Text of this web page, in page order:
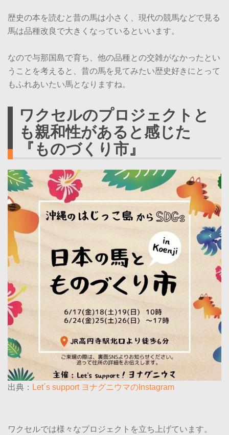
歴史の本を読むと昔の馬は小さく、現代の競馬などで見る
馬は品種改良で大きくなっているといいます。
なので与那国島で育ち、他の品種との交雑がなかったとい
うことを考えると、昔の馬を見てみたい歴史好きにとって
もふれあいたい馬となりますね。
ワクセルのプロジェクトと
も親和性があると感じた
『ものづくり市』
出典： Let´s support ヨナグニウマのInstagram
ワクセルでは様々なプロジェクトを立ち上げています。